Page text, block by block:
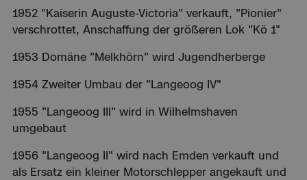
1952 "Kaiserin Auguste-Victoria" verkauft, "Pionier"
verschrottet, Anschaffung der größeren Lok "Kö 1"
1953 Domäne "Melkhörn" wird Jugendherberge
1954 Zweiter Umbau der "Langeoog IV"
1955 "Langeoog III" wird in Wilhelmshaven
umgebaut
1956 "Langeoog II" wird nach Emden verkauft und
als Ersatz ein kleiner Motorschlepper angekauft und